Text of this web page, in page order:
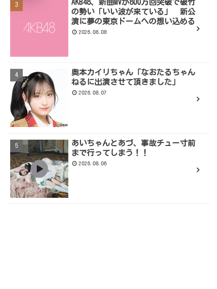
AKB48、新曲MVが800万回突破で破竹
の勢い「いい波が来ている」 新公
演に夢の東京ドームへの想い込める
2026.08.08
奥本カイリちゃん「なおたるちゃん
ねるに出演させて頂きました」
2026.08.07
あいちゃんとあづ、事故チュー寸前
まで行ってしまう！！
2026.08.06